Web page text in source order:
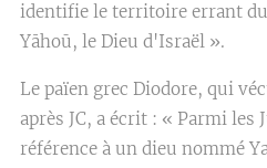
identifie le territoire errant
Yāhoū, le Dieu d'Israël ».
Le païen grec Diodore, qui
après JC, a écrit : « Parmi les
référence à un dieu nommé